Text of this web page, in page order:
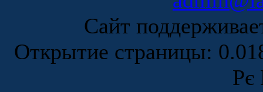
Сайт
Открытие страницы:
Рє